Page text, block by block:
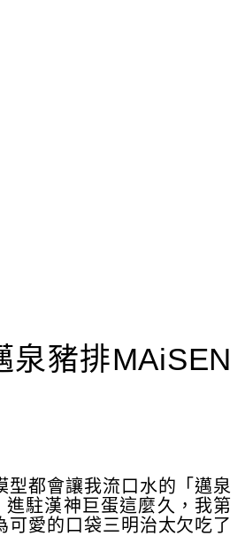
泉豬排MAiSEN
型都會讓我流口水的「邁泉
駐漢神巨蛋這麼久，我第
可愛的口袋三明治太欠吃了